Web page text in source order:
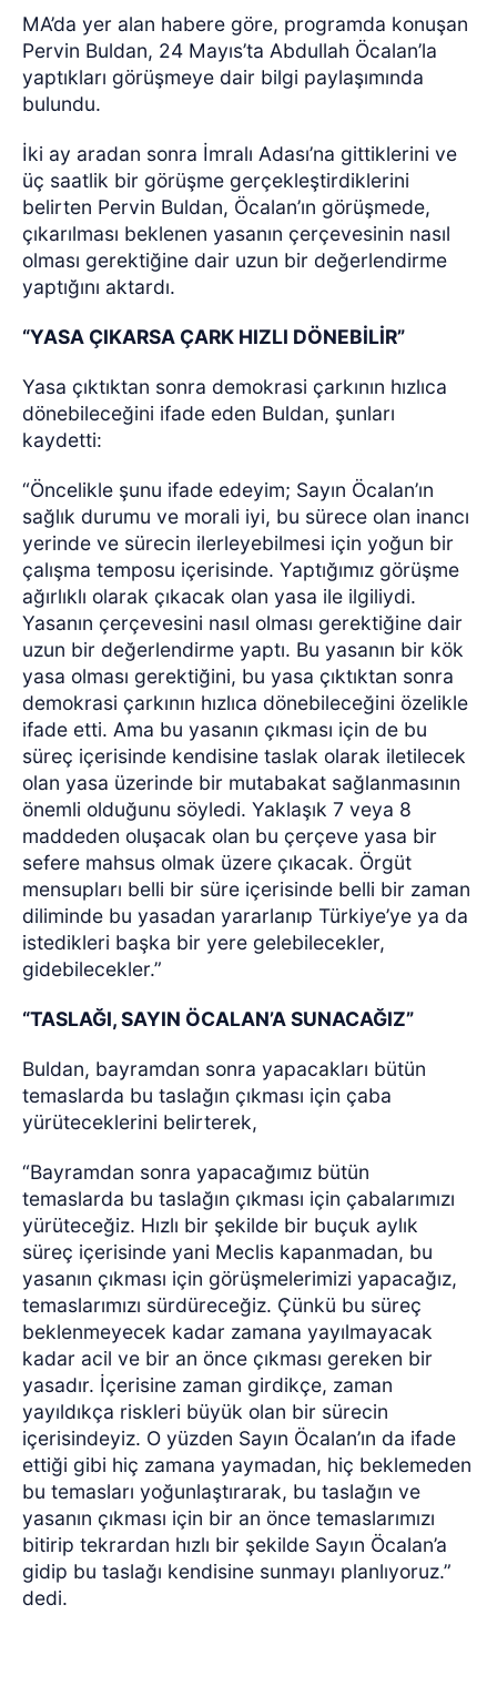
MA’da yer alan habere göre, programda konuşan
Pervin Buldan, 24 Mayıs’ta Abdullah Öcalan’la
yaptıkları görüşmeye dair bilgi paylaşımında
bulundu.
İki ay aradan sonra İmralı Adası’na gittiklerini ve
üç saatlik bir görüşme gerçekleştirdiklerini
belirten Pervin Buldan, Öcalan’ın görüşmede,
çıkarılması beklenen yasanın çerçevesinin nasıl
olması gerektiğine dair uzun bir değerlendirme
yaptığını aktardı.
“YASA ÇIKARSA ÇARK HIZLI DÖNEBİLİR”
Yasa çıktıktan sonra demokrasi çarkının hızlıca
dönebileceğini ifade eden Buldan, şunları
kaydetti:
“Öncelikle şunu ifade edeyim; Sayın Öcalan’ın
sağlık durumu ve morali iyi, bu sürece olan inancı
yerinde ve sürecin ilerleyebilmesi için yoğun bir
çalışma temposu içerisinde. Yaptığımız görüşme
ağırlıklı olarak çıkacak olan yasa ile ilgiliydi.
Yasanın çerçevesini nasıl olması gerektiğine dair
uzun bir değerlendirme yaptı. Bu yasanın bir kök
yasa olması gerektiğini, bu yasa çıktıktan sonra
demokrasi çarkının hızlıca dönebileceğini özelikle
ifade etti. Ama bu yasanın çıkması için de bu
süreç içerisinde kendisine taslak olarak iletilecek
olan yasa üzerinde bir mutabakat sağlanmasının
önemli olduğunu söyledi. Yaklaşık 7 veya 8
maddeden oluşacak olan bu çerçeve yasa bir
sefere mahsus olmak üzere çıkacak. Örgüt
mensupları belli bir süre içerisinde belli bir zaman
diliminde bu yasadan yararlanıp Türkiye’ye ya da
istedikleri başka bir yere gelebilecekler,
gidebilecekler.”
“TASLAĞI, SAYIN ÖCALAN’A SUNACAĞIZ”
Buldan, bayramdan sonra yapacakları bütün
temaslarda bu taslağın çıkması için çaba
yürüteceklerini belirterek,
“Bayramdan sonra yapacağımız bütün
temaslarda bu taslağın çıkması için çabalarımızı
yürüteceğiz. Hızlı bir şekilde bir buçuk aylık
süreç içerisinde yani Meclis kapanmadan, bu
yasanın çıkması için görüşmelerimizi yapacağız,
temaslarımızı sürdüreceğiz. Çünkü bu süreç
beklenmeyecek kadar zamana yayılmayacak
kadar acil ve bir an önce çıkması gereken bir
yasadır. İçerisine zaman girdikçe, zaman
yayıldıkça riskleri büyük olan bir sürecin
içerisindeyiz. O yüzden Sayın Öcalan’ın da ifade
ettiği gibi hiç zamana yaymadan, hiç beklemeden
bu temasları yoğunlaştırarak, bu taslağın ve
yasanın çıkması için bir an önce temaslarımızı
bitirip tekrardan hızlı bir şekilde Sayın Öcalan’a
gidip bu taslağı kendisine sunmayı planlıyoruz.”
dedi.